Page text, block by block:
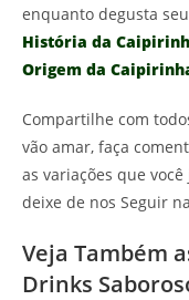
enquanto degusta
História da
Origem da
Compartilhe com
vão amar, faça
as variações que
deixe de nos Seguir
Veja Também
Drinks